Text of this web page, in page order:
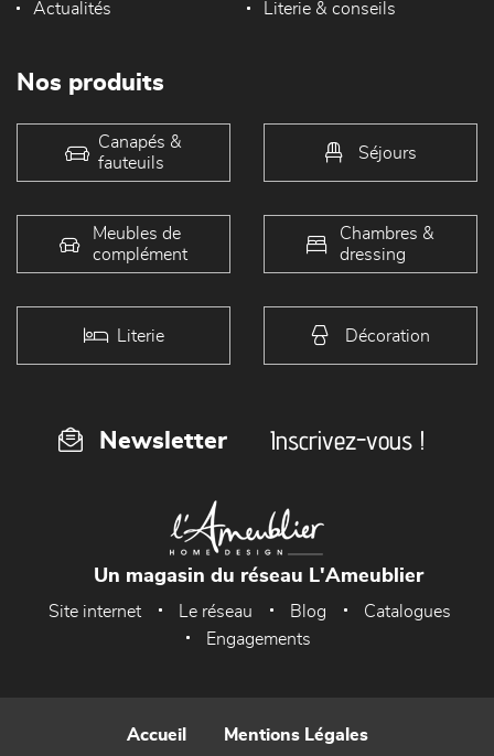
Actualités Literie & conseils
Nos produits
Canapés &
fauteuils
Séjours
Meubles de
complément
Chambres &
dressing
Literie Décoration
Newsletter Inscrivez-vous !
Un magasin du réseau L'Ameublier
Site internet Le réseau Blog
Catalogues
Engagements
Accueil Mentions Légales